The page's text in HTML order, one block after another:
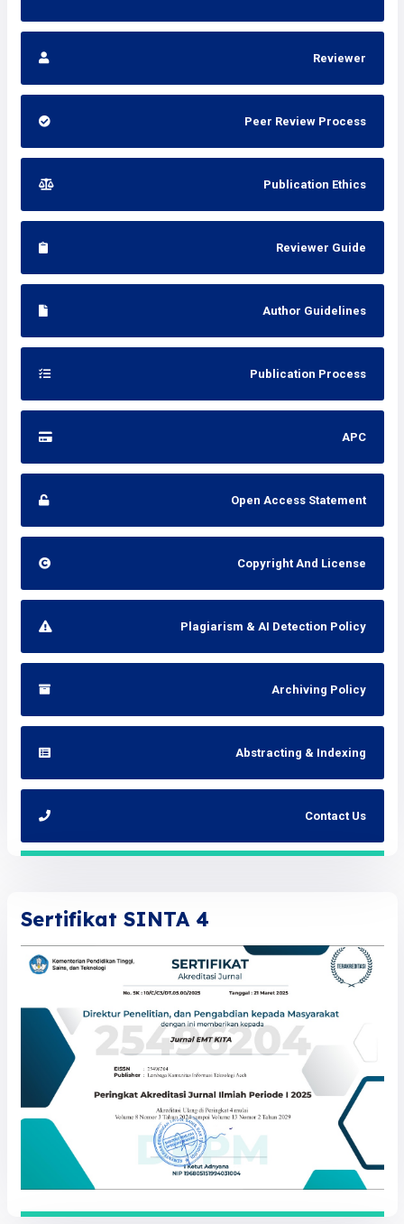
Reviewer
Peer Review Process
Publication Ethics
Reviewer Guide
Author Guidelines
Publication Process
APC
Open Access Statement
Copyright And License
Plagiarism & AI Detection Policy
Archiving Policy
Abstracting & Indexing
Contact Us
Sertifikat SINTA 4